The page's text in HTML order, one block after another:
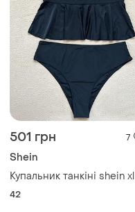
501 грн 7
Shein
Купальник танкіні shein xl
42